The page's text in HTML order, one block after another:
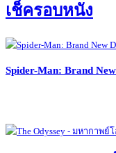
เช็ครอบหนัง
Spider-Man: Brand